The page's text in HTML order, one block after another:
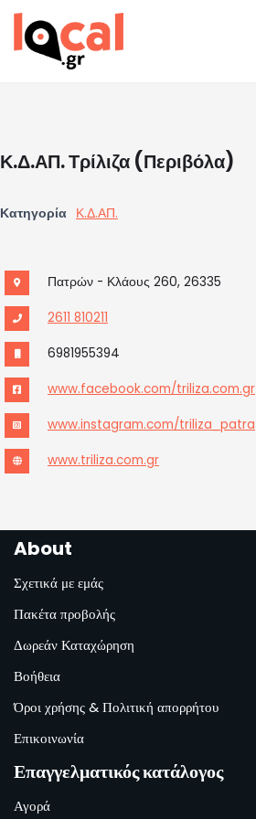
Μεταπηδήστε
Κ.Δ.ΑΠ. Τρίλιζα (Περιβόλα)
Κατηγορία Κ.Δ.ΑΠ.
Πατρών - Κλάους 260, 26335
2611 810211
6981955394
www.facebook.com/triliza.com.gr
www.instagram.com/triliza_patra
www.triliza.com.gr
About
Σχετικά με εμάς
Πακέτα προβολής
Δωρεάν Καταχώρηση
Βοήθεια
Όροι χρήσης & Πολιτική απορρήτου
Επικοινωνία
Επαγγελματικός κατάλογος
Αγορά